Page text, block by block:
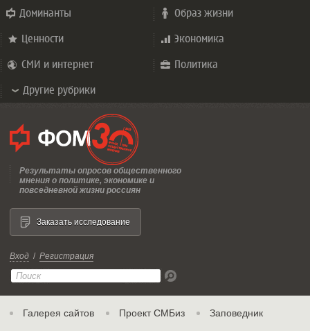
Доминанты Образ жизни
Ценности Экономика
СМИ и интернет Политика
Другие рубрики
Результаты опросов общественного
мнения о политике, экономике и
повседневной жизни россиян
Вход / Регистрация
Галерея сайтов Проект СМБиз Заповедник
Заказать исследование